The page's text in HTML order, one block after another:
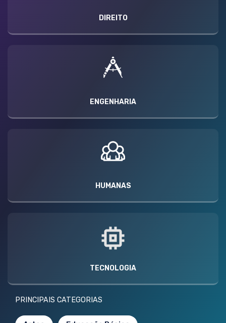
DIREITO
ENGENHARIA
HUMANAS
TECNOLOGIA
PRINCIPAIS CATEGORIAS